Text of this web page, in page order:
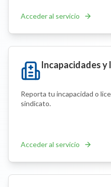
Acceder al servicio
Incapacidades y
Reporta tu incapacidad o
sindicato.
Acceder al servicio